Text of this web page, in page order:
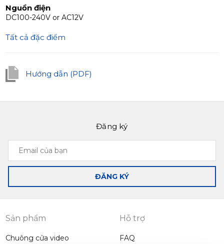
Nguồn điện
DC100-240V or AC12V
Tất cả đặc điểm
Hướng dẫn (PDF)
Đăng ký
Email
của
bạn
ĐĂNG KÝ
Sản phẩm
Chuông cửa video
Hỗ trợ
FAQ